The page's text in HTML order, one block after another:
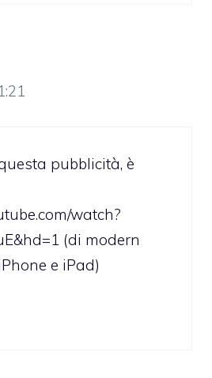
pubblicità, è
watch?
(di modern
e iPad)